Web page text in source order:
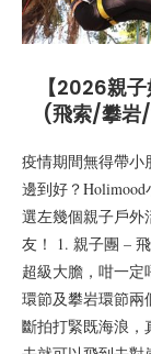
【2026親
(飛索/攀岩
疫情期間無得帶小
邊到好？
選左幾個親子戶外
友！ 1. 親子團 –
超級大膽，咁一
環節及攀岩環節兩
斷拍打緊既海浪，